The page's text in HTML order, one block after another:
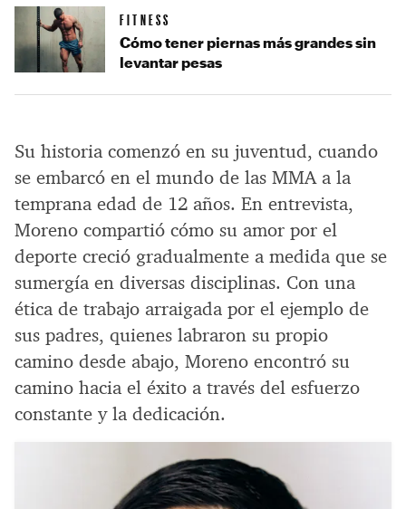
Su historia comenzó en su juventud, cuando
se embarcó en el mundo de las MMA a la
temprana edad de 12 años. En entrevista,
Moreno compartió cómo su amor por el
deporte creció gradualmente a medida que se
sumergía en diversas disciplinas. Con una
ética de trabajo arraigada por el ejemplo de
sus padres, quienes labraron su propio
camino desde abajo, Moreno encontró su
camino hacia el éxito a través del esfuerzo
constante y la dedicación.
FITNESS
Cómo tener piernas más grandes sin
levantar pesas